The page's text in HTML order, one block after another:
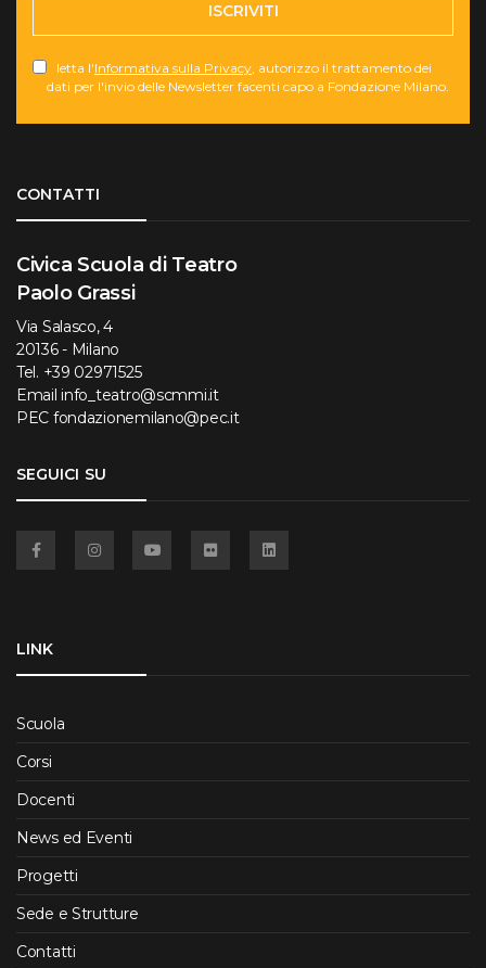
ISCRIVITI
letta l'Informativa sulla Privacy, autorizzo il trattamento dei
dati per l'invio delle Newsletter facenti capo a Fondazione Milano.
CONTATTI
Civica Scuola di Teatro
Paolo Grassi
Via Salasco, 4
20136 - Milano
Tel. +39 02971525
Email info_teatro@scmmi.it
PEC fondazionemilano@pec.it
SEGUICI SU
LINK
Scuola
Corsi
Docenti
News ed Eventi
Progetti
Sede e Strutture
Contatti